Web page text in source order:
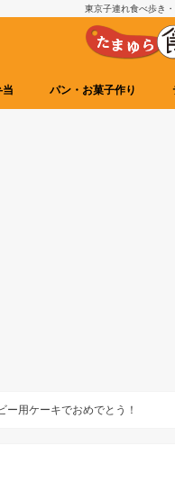
東京子連れ食べ歩き
当 パン・お菓子作り
ー用ケーキでおめでとう！